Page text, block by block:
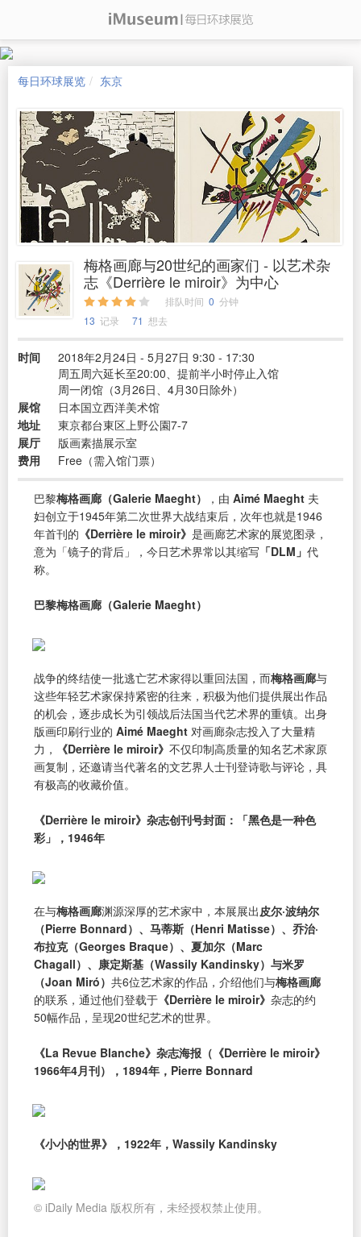
每日环球展览 东京
梅格画廊与20世纪的画家们 - 以艺术杂
志《Derrière le miroir》为中心
排队时间 0 分钟
13 记录 71 想去
时间
2018年2月24日 - 5月27日 9:30 - 17:30
周五周六延长至20:00、提前半小时停止入馆
周一闭馆（3月26日、4月30日除外）
展馆
日本国立西洋美术馆
地址
東京都台東区上野公園7-7
展厅
版画素描展示室
费用
Free（需入馆门票）
巴黎梅格画廊（Galerie Maeght） ，由 Aimé Maeght 夫
妇创立于1945年第二次世界大战结束后，次年也就是1946
年首刊的 《Derrière le miroir》 是画廊艺术家的展览图录，
意为「镜子的背后」，今日艺术界常以其缩写 「DLM」 代
称。
巴黎梅格画廊（Galerie Maeght）
战争的终结使一批逃亡艺术家得以重回法国，而梅格画廊与
这些年轻艺术家保持紧密的往来，积极为他们提供展出作品
的机会，逐步成长为引领战后法国当代艺术界的重镇。出身
版画印刷行业的 Aimé Maeght 对画廊杂志投入了大量精
力，
《Derrière le miroir》 不仅印制高质量的知名艺术家原
画复制，还邀请当代著名的文艺界人士刊登诗歌与评论，具
有极高的收藏价值。
《Derrière le miroir》杂志创刊号封面：「黑色是一种色
彩」，1946年
在与梅格画廊渊源深厚的艺术家中，本展展出 皮尔·波纳尔
（Pierre Bonnard）、马蒂斯（Henri Matisse）、乔治·
布拉克（Georges Braque）、夏加尔（Marc
Chagall）、康定斯基（Wassily Kandinsky）与米罗
（Joan Miró） 共6位艺术家的作品，介绍他们与梅格画廊
的联系，通过他们登载于 《Derrière le miroir》 杂志的约
50幅作品，呈现20世纪艺术的世界。
《La Revue Blanche》杂志海报（《Derrière le miroir》
1966年4月刊），1894年，Pierre Bonnard
《小小的世界》，1922年，Wassily Kandinsky
© iDaily Media 版权所有，未经授权禁止使用。